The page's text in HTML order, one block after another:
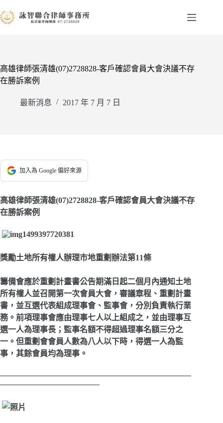
至
容
高雄律師張清雄(07)2728828-客戶確認會員大會決議不存
在勝訴案例
最新消息 2017 年 7 月 7 日
加入為 Google 偏好來源
高雄律師張清雄(07)2728828-客戶確認會員大會決議不存
在勝訴案例
獎勵土地所有權人辦理市地重劃辦法第11條
籌備會應於重劃計畫書公告期滿日起二個月內通知土地
所有權人並召開第一次會員大會，審議章程、重劃計畫
書，並互選代表組成理事會、監事會，分別負責執行業
務。 前項理事會應由理事七人以上組成之，並由理事互
選一人為理事長；監事名額不得超過理事名額三分之
一。但重劃會會員人數為八人以下時，得選一人為監
事，其餘會員均為理事。
————————————————————————
————————————–